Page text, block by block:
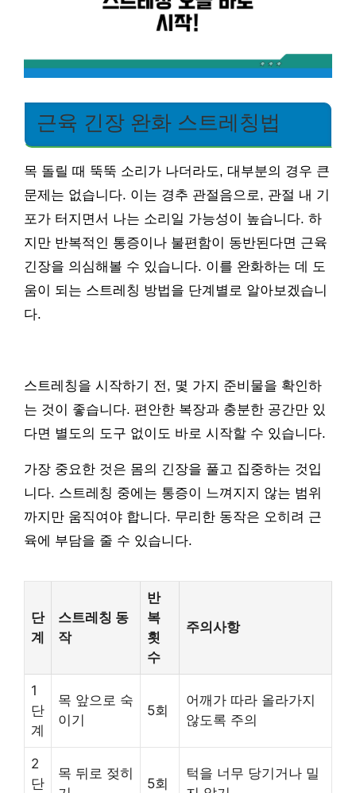
근육 긴장 완화 스트레칭법
목 돌릴 때 뚝뚝 소리가 나더라도, 대부분의 경우 큰
문제는 없습니다. 이는 경추 관절음으로, 관절 내 기
포가 터지면서 나는 소리일 가능성이 높습니다. 하
지만 반복적인 통증이나 불편함이 동반된다면 근육
긴장을 의심해볼 수 있습니다. 이를 완화하는 데 도
움이 되는 스트레칭 방법을 단계별로 알아보겠습니
다.
스트레칭을 시작하기 전, 몇 가지 준비물을 확인하
는 것이 좋습니다. 편안한 복장과 충분한 공간만 있
다면 별도의 도구 없이도 바로 시작할 수 있습니다.
가장 중요한 것은 몸의 긴장을 풀고 집중하는 것입
니다. 스트레칭 중에는 통증이 느껴지지 않는 범위
까지만 움직여야 합니다. 무리한 동작은 오히려 근
육에 부담을 줄 수 있습니다.
단
계
스트레칭 동
작
반
복
횟
수
주의사항
1
단
계
목 앞으로 숙
이기
5회
어깨가 따라 올라가지
않도록 주의
2
단
목 뒤로 젖히
5회
턱을 너무 당기거나 밀